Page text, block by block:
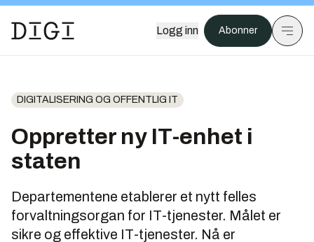
Logg inn Abonner
DIGITALISERING OG OFFENTLIG IT
Oppretter ny IT-enhet i
staten
Departementene etablerer et nytt felles
forvaltningsorgan for IT-tjenester. Målet er
sikre og effektive IT-tjenester. Nå er